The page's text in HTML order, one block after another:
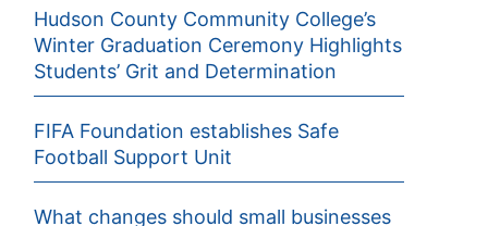
Hudson County Community College’s
Winter Graduation Ceremony Highlights
Students’ Grit and Determination
FIFA Foundation establishes Safe
Football Support Unit
What changes should small businesses